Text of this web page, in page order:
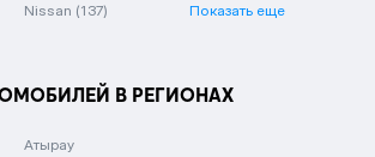
Nissan (137) Показать еще
В РЕГИОНАХ
Атырау